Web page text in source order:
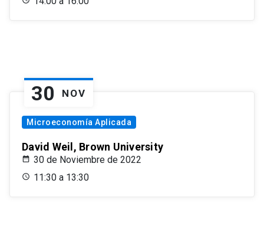
30 NOV
Microeconomía Aplicada
David Weil, Brown University
30 de Noviembre de 2022
11:30 a 13:30